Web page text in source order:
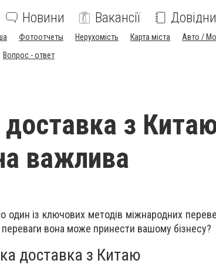
Новини Вакансії
Фотоотчеты Нерухомість Карта міста Авто /
Вопрос - ответ
з
важлива
один із ключових методів міжнародних
вона може принести вашому бізнесу?
доставка з Китаю